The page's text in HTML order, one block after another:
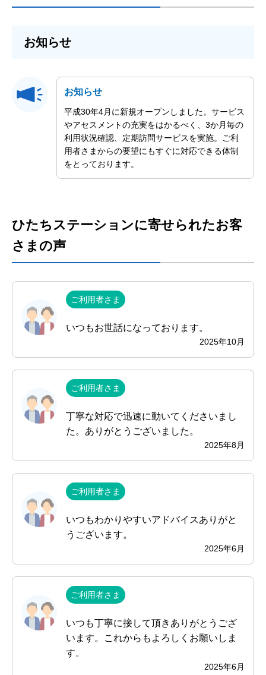
お知らせ
お知らせ
平成30年4月に新規オープンしました。サービス
やアセスメントの充実をはかるべく、3か月毎の
利用状況確認、定期訪問サービスを実施。ご利
用者さまからの要望にもすぐに対応できる体制
をとっております。
ひたちステーションに寄せられたお客
さまの声
ご利用者さま
いつもお世話になっております。
2025年10月
ご利用者さま
丁寧な対応で迅速に動いてくださいまし
た。ありがとうございました。
2025年8月
ご利用者さま
いつもわかりやすいアドバイスありがと
うございます。
2025年6月
ご利用者さま
いつも丁寧に接して頂きありがとうござ
います。これからもよろしくお願いしま
す。
2025年6月